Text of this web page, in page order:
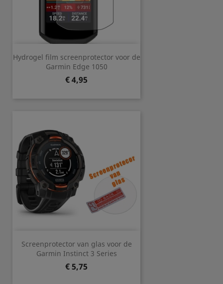
Hydrogel film screenprotector voor de
Garmin Edge 1050
Prijs
€ 4,95
Screenprotector van glas voor de
Garmin Instinct 3 Series
Prijs
€ 5,75